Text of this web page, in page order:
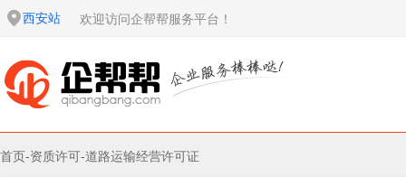
西安站 欢迎访问企帮帮服务平台！
首页-资质许可-道路运输经营许可证